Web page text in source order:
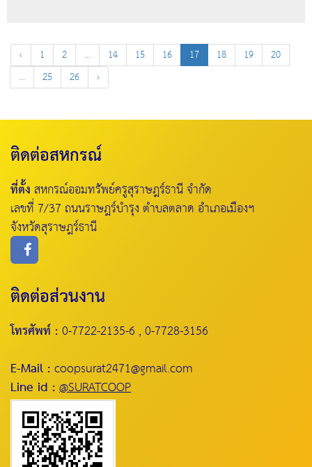
‹ 1 2 ... 14 15 16 17 18 19
20
...
25 26 ›
ติดต่อสหกรณ์
ที่ตั้งสหกรณ์ออมทรัพย์ครูสุราษฎร์ธานี จำกัด
เลขที่ 7/37 ถนนราษฎร์บำรุง ตำบลตลาด อำเภอเมืองฯ
จังหวัดสุราษฎร์ธานี
ติดต่อส่วนงาน
โทรศัพท์ :0-7722-2135-6 , 0-7728-3156
E-Mail :coopsurat2471@gmail.com
Line id :@SURATCOOP